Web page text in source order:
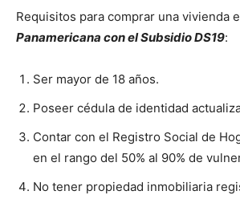
Requisitos para comprar una vivienda
Panamericana con el Subsidio DS19:
Ser mayor de 18 años.
Poseer cédula de identidad
Contar con el Registro Social de
en el rango del 50% al 90% de
No tener propiedad inmobiliaria